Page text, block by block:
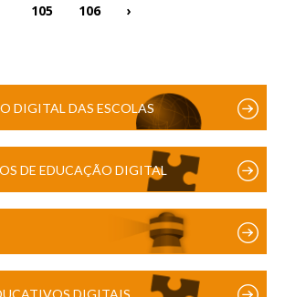
105
106 ›
DIGITAL DAS ESCOLAS
DE EDUCAÇÃO DIGITAL
DIGITAIS